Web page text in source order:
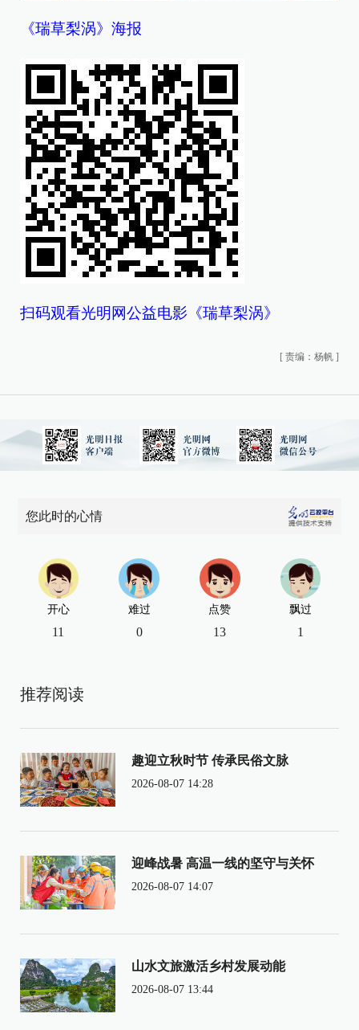
《瑞草梨涡》海报
扫码观看光明网公益电影《瑞草梨涡》
[ 责编：杨帆 ]
您此时的心情
开心
11
难过
0
点赞
13
飘过
1
推荐阅读
趣迎立秋时节 传承民俗文脉
2026-08-07 14:28
迎峰战暑 高温一线的坚守与关怀
2026-08-07 14:07
山水文旅激活乡村发展动能
2026-08-07 13:44